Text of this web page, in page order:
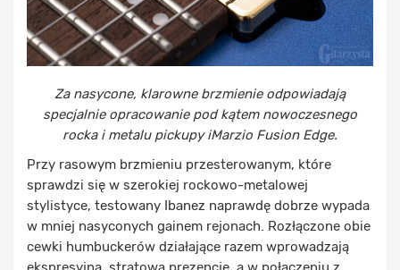
Za nasycone, klarowne brzmienie odpowiadają
specjalnie opracowanie pod kątem nowoczesnego
rocka i metalu pickupy iMarzio Fusion Edge.
Przy rasowym brzmieniu przesterowanym, które
sprawdzi się w szerokiej rockowo-metalowej
stylistyce, testowany Ibanez naprawdę dobrze wypada
w mniej nasyconych gainem rejonach. Rozłączone obie
cewki humbuckerów działające razem wprowadzają